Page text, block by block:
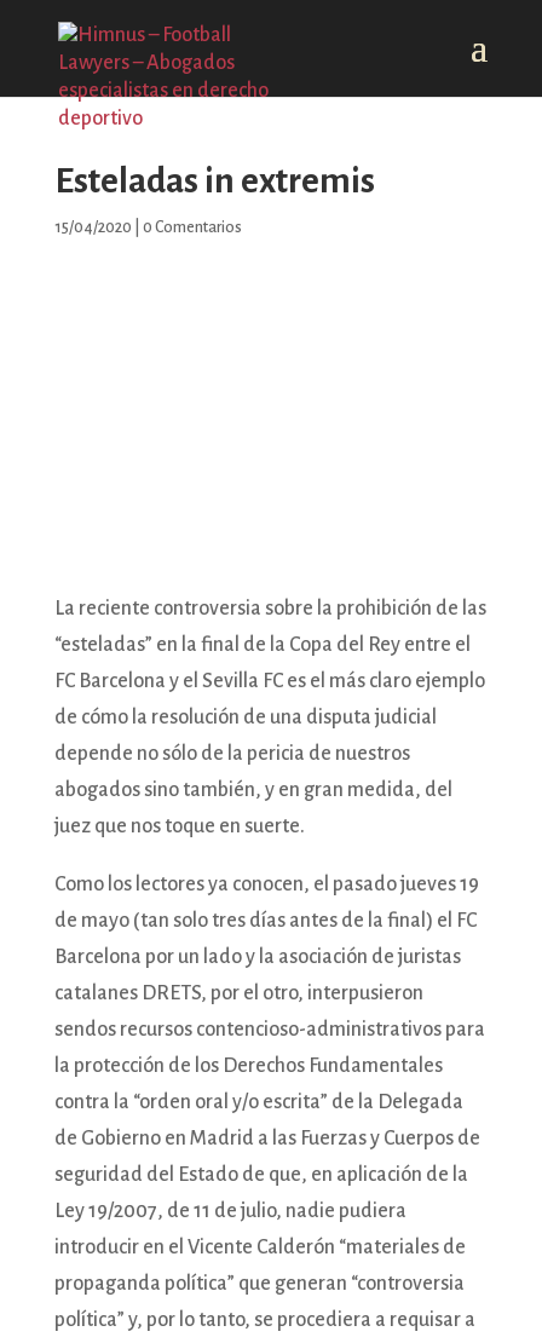
Esteladas in extremis
15/04/2020 0 Comentarios
La reciente controversia sobre la prohibición de las
“esteladas” en la final de la Copa del Rey entre el
FC Barcelona y el Sevilla FC es el más claro ejemplo
de cómo la resolución de una disputa judicial
depende no sólo de la pericia de nuestros
abogados sino también, y en gran medida, del
juez que nos toque en suerte.
Como los lectores ya conocen, el pasado jueves 19
de mayo (tan solo tres días antes de la final) el FC
Barcelona por un lado y la asociación de juristas
catalanes DRETS, por el otro, interpusieron
sendos recursos contencioso-administrativos para
la protección de los Derechos Fundamentales
contra la “orden oral y/o escrita” de la Delegada
de Gobierno en Madrid a las Fuerzas y Cuerpos de
seguridad del Estado de que, en aplicación de la
Ley 19/2007, de 11 de julio, nadie pudiera
introducir en el Vicente Calderón “materiales de
propaganda política” que generan “controversia
política” y, por lo tanto, se procediera a requisar a